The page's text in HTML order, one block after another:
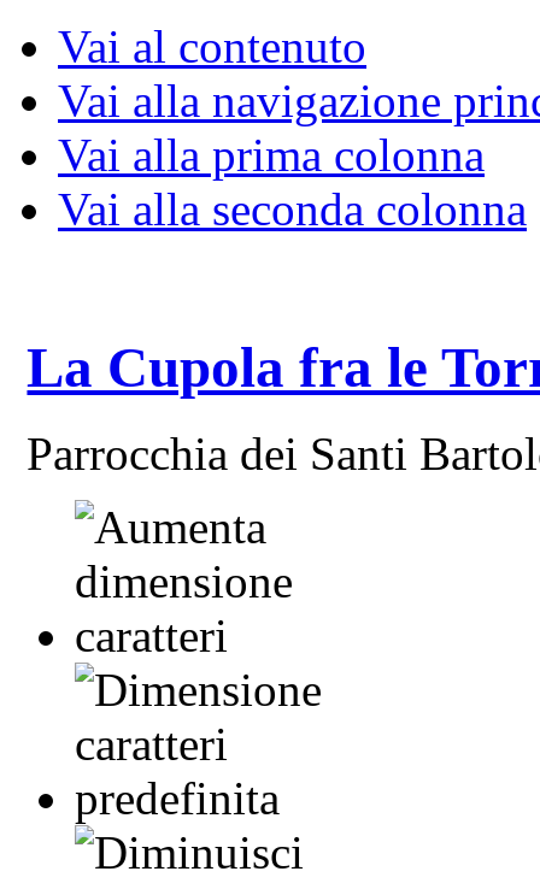
Vai al contenuto
Vai alla navigazione
Vai alla prima colonna
Vai alla seconda colonna
La Cupola fra le
Parrocchia dei Santi